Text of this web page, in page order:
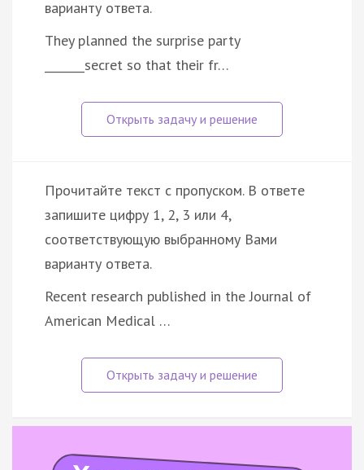
варианту ответа.
They planned the surprise party
_______secret so that their fr…
Прочитайте текст с пропуском. В ответе
запишите цифру 1, 2, 3 или 4,
соответствующую выбранному Вами
варианту ответа.
Recent research published in the Journal of
American Medical …